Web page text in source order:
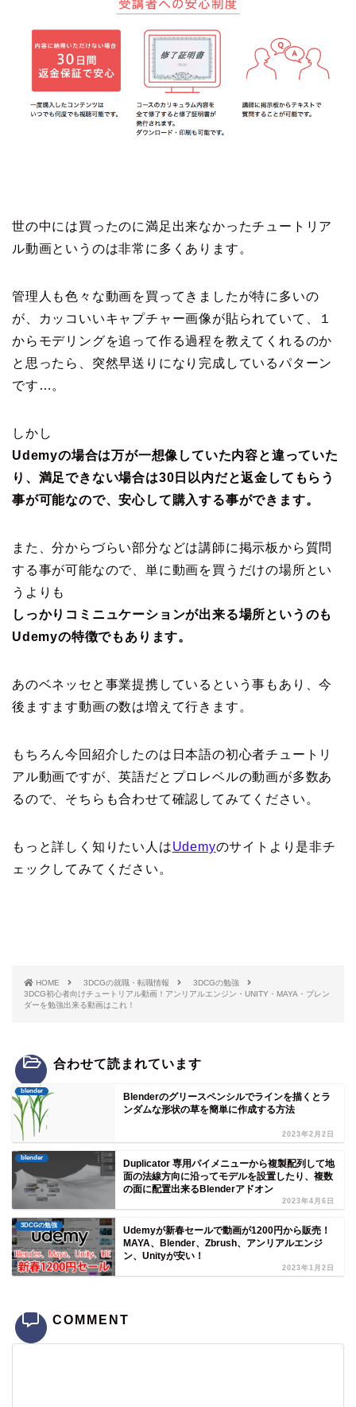
世の中には買ったのに満足出来なかったチュートリア
ル動画というのは非常に多くあります。
管理人も色々な動画を買ってきましたが特に多いの
が、カッコいいキャプチャー画像が貼られていて、１
からモデリングを追って作る過程を教えてくれるのか
と思ったら、突然早送りになり完成しているパターン
です…。
しかし
Udemyの場合は万が一想像していた内容と違っていた
り、満足できない場合は30日以内だと返金してもらう
事が可能なので、安心して購入する事ができます。
また、分からづらい部分などは講師に掲示板から質問
する事が可能なので、単に動画を買うだけの場所とい
うよりも
しっかりコミニュケーションが出来る場所というのも
Udemyの特徴でもあります。
あのベネッセと事業提携しているという事もあり、今
後ますます動画の数は増えて行きます。
もちろん今回紹介したのは日本語の初心者チュートリ
アル動画ですが、英語だとプロレベルの動画が多数あ
るので、そちらも合わせて確認してみてください。
もっと詳しく知りたい人はUdemyのサイトより是非チ
ェックしてみてください。
HOME 3DCGの就職・転職情報
3DCGの勉強
3DCG初心者向けチュートリアル動画！アンリアルエンジン・UNITY・MAYA・ブレン
ダーを勉強出来る動画はこれ！
合わせて読まれています
blender
Blenderのグリースペンシルでラインを描くとラ
ンダムな形状の草を簡単に作成する方法
2023年2月2日
blender
Duplicator 専用パイメニューから複製配列して地
面の法線方向に沿ってモデルを設置したり、複数
の面に配置出来るBlenderアドオン
2023年4月6日
3DCGの勉強
Udemyが新春セールで動画が1200円から販売！
MAYA、Blender、Zbrush、アンリアルエンジ
ン、Unityが安い！
2023年1月2日
COMMENT